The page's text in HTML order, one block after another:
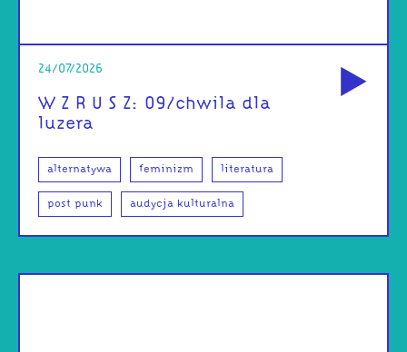
24/07/2026
W Z R U S Z: 09/chwila dla
luzera
alternatywa feminizm literatura
post punk audycja kulturalna